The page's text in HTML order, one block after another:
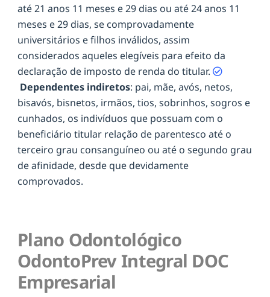
até 21 anos 11 meses e 29 dias ou até 24 anos 11
meses e 29 dias, se comprovadamente
universitários e filhos inválidos, assim
considerados aqueles elegíveis para efeito da
declaração de imposto de renda do titular.
Dependentes indiretos: pai, mãe, avós, netos,
bisavós, bisnetos, irmãos, tios, sobrinhos, sogros e
cunhados, os indivíduos que possuam com o
beneficiário titular relação de parentesco até o
terceiro grau consanguíneo ou até o segundo grau
de afinidade, desde que devidamente
comprovados.
Plano Odontológico
OdontoPrev Integral DOC
Empresarial